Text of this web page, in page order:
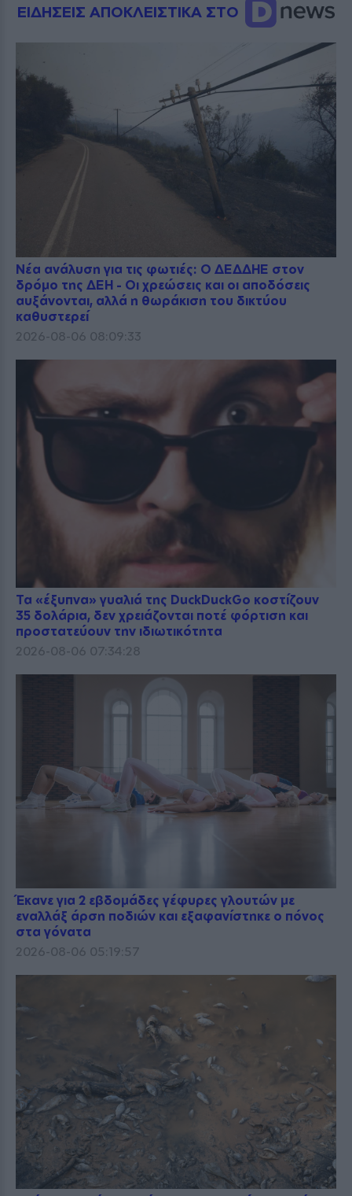
ΕΙΔΗΣΕΙΣ ΑΠΟΚΛΕΙΣΤΙΚΑ ΣΤΟ
Νέα ανάλυση για τις φωτιές: Ο ΔΕΔΔΗΕ στον
δρόμο της ΔΕΗ - Οι χρεώσεις και οι αποδόσεις
αυξάνονται, αλλά η θωράκιση του δικτύου
καθυστερεί
2026-08-06 08:09:33
Τα «έξυπνα» γυαλιά της DuckDuckGo κοστίζουν
35 δολάρια, δεν χρειάζονται ποτέ φόρτιση και
προστατεύουν την ιδιωτικότητα
2026-08-06 07:34:28
Έκανε για 2 εβδομάδες γέφυρες γλουτών με
εναλλάξ άρση ποδιών και εξαφανίστηκε ο πόνος
στα γόνατα
2026-08-06 05:19:57